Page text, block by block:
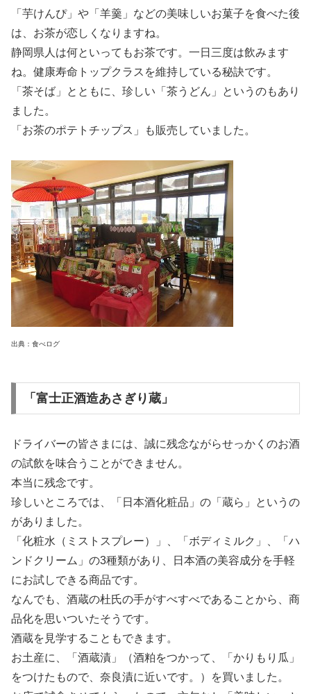
「芋けんぴ」や「羊羹」などの美味しいお菓子を食べた後
は、お茶が恋しくなりますね。
静岡県人は何といってもお茶です。一日三度は飲みます
ね。健康寿命トップクラスを維持している秘訣です。
「茶そば」とともに、珍しい「茶うどん」というのもあり
ました。
「お茶のポテトチップス」も販売していました。
出典：食べログ
「富士正酒造あさぎり蔵」
ドライバーの皆さまには、誠に残念ながらせっかくのお酒
の試飲を味合うことができません。
本当に残念です。
珍しいところでは、「日本酒化粧品」の「蔵ら」というの
がありました。
「化粧水（ミストスプレー）」、「ボディミルク」、「ハ
ンドクリーム」の3種類があり、日本酒の美容成分を手軽
にお試しできる商品です。
なんでも、酒蔵の杜氏の手がすべすべであることから、商
品化を思いついたそうです。
酒蔵を見学することもできます。
お土産に、「酒蔵漬」（酒粕をつかって、「かりもり瓜」
をつけたもので、奈良漬に近いです。）を買いました。